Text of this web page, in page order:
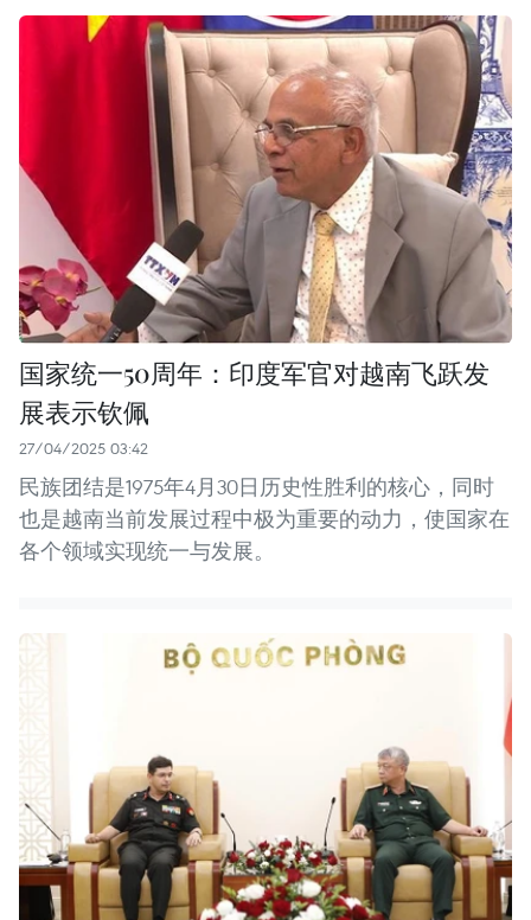
国家统一50周年：印度军官对越南飞跃发
展表示钦佩
27/04/2025 03:42
民族团结是1975年4月30日历史性胜利的核心，同时
也是越南当前发展过程中极为重要的动力，使国家在
各个领域实现统一与发展。